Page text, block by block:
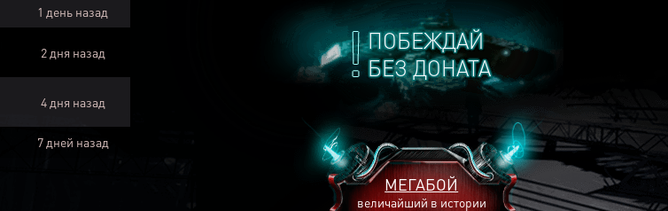
ПОБЕЖДАЙ
БЕЗ ДОНАТА
МЕГАБОЙ
величайший в истории
1 день назад
2 дня назад
4 дня назад
7 дней назад